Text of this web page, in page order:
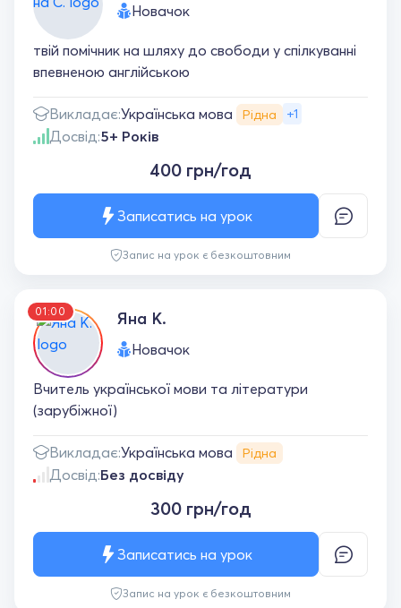
Новачок
твій помічник на шляху до свободи у спілкуванні
впевненою англійською
Викладає:Українська мова Рідна +1
Досвід:5+ Років
400 грн/год
Запис на урок є безкоштовним
Записатись на урок
01:00 Яна К.
Новачок
Вчитель української мови та літератури
(зарубіжної)
Викладає:Українська мова Рідна
Досвід:Без досвіду
300 грн/год
Запис на урок є безкоштовним
Записатись на урок